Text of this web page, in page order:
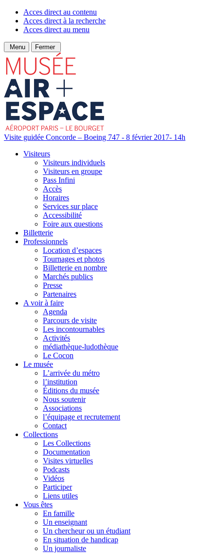
Acces direct au contenu
Acces direct à la recherche
Acces direct au menu
Menu Fermer
Visite guidée Concorde – Boeing 747 - 8 février 2017- 14h
Visiteurs
Visiteurs individuels
Visiteurs en groupe
Pass Infini
Accès
Horaires
Services sur place
Accessibilité
Foire aux questions
Billetterie
Professionnels
Location d’espaces
Tournages et photos
Billetterie en nombre
Marchés publics
Presse
Partenaires
A voir à faire
Agenda
Parcours de visite
Les incontournables
Activités
médiathèque-ludothèque
Le Cocon
Le musée
L’arrivée du métro
l’institution
Éditions du musée
Nous soutenir
Associations
l’équipage et recrutement
Contact
Collections
Les Collections
Documentation
Visites virtuelles
Podcasts
Vidéos
Participer
Liens utiles
Vous êtes
En famille
Un enseignant
Un chercheur ou un étudiant
En situation de handicap
Un journaliste